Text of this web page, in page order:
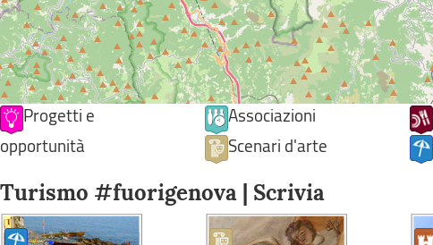
Progetti e
opportunità
Associazioni
Scenari d'arte
Turismo #fuorigenova | Scrivia